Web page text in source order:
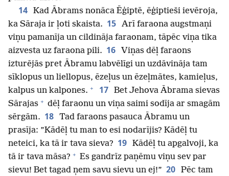
14 Kad Ābrams nonāca Ēģiptē, ēģiptieši ievēroja,
ka Sāraja ir ļoti skaista. 15 Arī faraona augstmaņi
viņu pamanīja un cildināja faraonam, tāpēc viņa tika
aizvesta uz faraona pili. 16
Viņas dēļ faraons
izturējās pret Ābramu labvēlīgi un uzdāvināja tam
sīklopus un liellopus, ēzeļus un ēzeļmātes, kamieļus,
kalpus un kalpones. + 17 Bet Jehova Ābrama sievas
Sārajas + dēļ faraonu un viņa saimi sodīja ar smagām
sērgām. 18 Tad faraons pasauca Ābramu un
prasīja: ”Kādēļ tu man to esi nodarījis? Kādēļ tu
neteici, ka tā ir tava sieva? 19 Kādēļ tu apgalvoji, ka
tā ir tava māsa? + Es gandrīz paņēmu viņu sev par
sievu! Bet tagad ņem savu sievu un ej!” 20 Pēc tam